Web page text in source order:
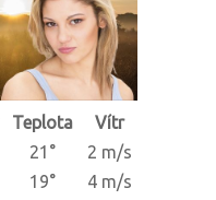
Teplota
Vítr
21°
2 m/s
19°
4 m/s